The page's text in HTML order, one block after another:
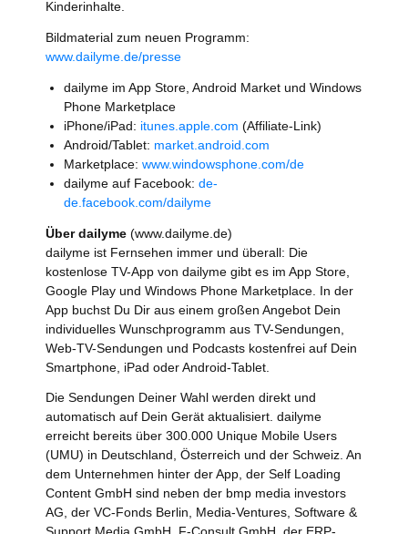
Kinderinhalte.
Bildmaterial zum neuen Programm:
www.dailyme.de/presse
dailyme im App Store, Android Market und Windows
Phone Marketplace
iPhone/iPad: itunes.apple.com (Affiliate-Link)
Android/Tablet: market.android.com
Marketplace: www.windowsphone.com/de
dailyme auf Facebook: de-
de.facebook.com/dailyme
Über dailyme (www.dailyme.de)
dailyme ist Fernsehen immer und überall: Die
kostenlose TV-App von dailyme gibt es im App Store,
Google Play und Windows Phone Marketplace. In der
App buchst Du Dir aus einem großen Angebot Dein
individuelles Wunschprogramm aus TV-Sendungen,
Web-TV-Sendungen und Podcasts kostenfrei auf Dein
Smartphone, iPad oder Android-Tablet.
Die Sendungen Deiner Wahl werden direkt und
automatisch auf Dein Gerät aktualisiert. dailyme
erreicht bereits über 300.000 Unique Mobile Users
(UMU) in Deutschland, Österreich und der Schweiz. An
dem Unternehmen hinter der App, der Self Loading
Content GmbH sind neben der bmp media investors
AG, der VC-Fonds Berlin, Media-Ventures, Software &